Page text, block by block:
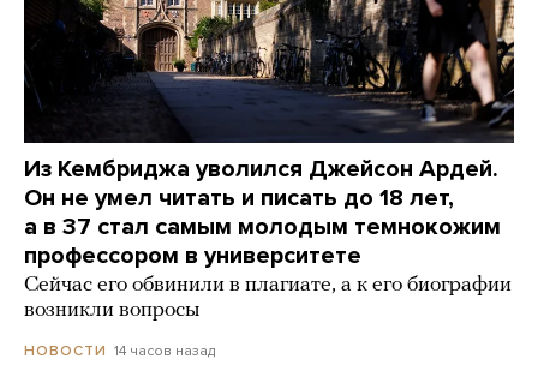
Из Кембриджа уволился Джейсон Ардей.
Он не умел читать и писать до 18 лет,
а в 37 стал самым молодым темнокожим
профессором в университете
Сейчас его обвинили в плагиате, а к его биографии
возникли вопросы
НОВОСТИ 14 часов назад